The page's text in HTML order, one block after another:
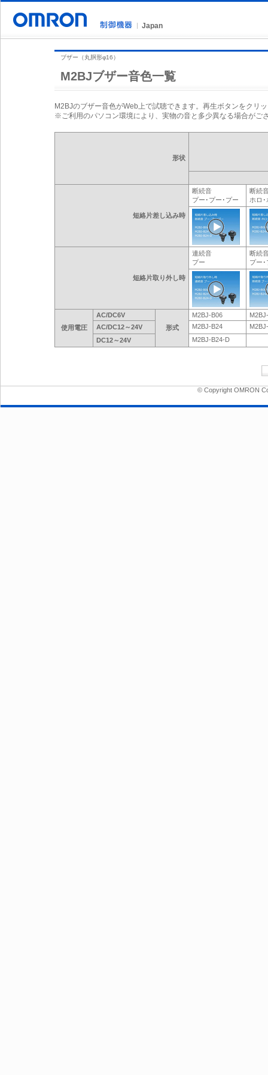
Japan
ブザー（丸胴形φ16）
M2BJブザー音色一覧
M2BJのブザー音色がWeb上で試聴できます。再生ボタンをクリ
※ご利用のパソコン環境により、実物の音と多少異なる場合がご
形状
短絡片差し込み時
断続音
プー･プー･プー
断続
ホロ･
短絡片取り外し時
連続音
プー
断続
プー･
使用電圧
AC/DC6V
形式
M2BJ-B06
AC/DC12～24V
M2BJ-B24
DC12～24V
M2BJ-B24-D
© Copyright OMRON